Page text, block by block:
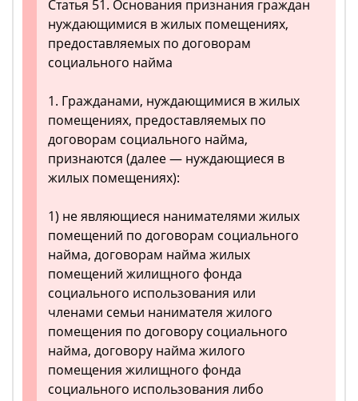
Статья 51. Основания признания граждан
нуждающимися в жилых помещениях,
предоставляемых по договорам
социального найма
1. Гражданами, нуждающимися в жилых
помещениях, предоставляемых по
договорам социального найма,
признаются (далее — нуждающиеся в
жилых помещениях):
1) не являющиеся нанимателями жилых
помещений по договорам социального
найма, договорам найма жилых
помещений жилищного фонда
социального использования или
членами семьи нанимателя жилого
помещения по договору социального
найма, договору найма жилого
помещения жилищного фонда
социального использования либо